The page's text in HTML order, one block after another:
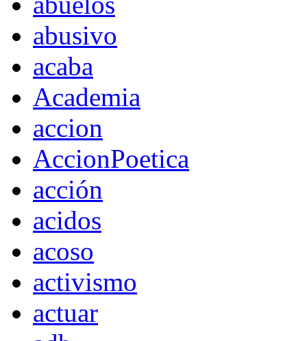
abusivo
acaba
Academia
accion
AccionPoetica
acción
acidos
acoso
activismo
actuar